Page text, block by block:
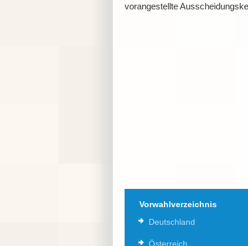
vorangestellte
Vorwahlverzeichnis
Deutschland
Österreich